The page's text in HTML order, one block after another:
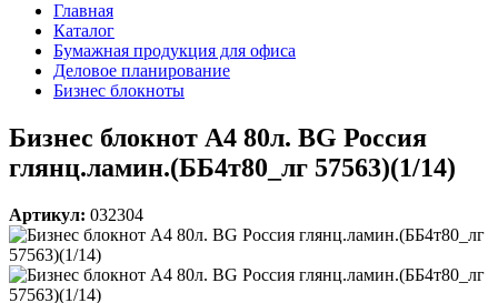
Главная
Каталог
Бумажная продукция для офиса
Деловое планирование
Бизнес блокноты
Бизнес блокнот А4 80л. BG Россия
глянц.ламин.(ББ4т80_лг 57563)(1/14)
Артикул: 032304